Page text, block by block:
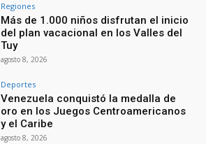
Regiones
Más de 1.000 niños disfrutan el inicio
del plan vacacional en los Valles del
Tuy
agosto 8, 2026
Deportes
Venezuela conquistó la medalla de
oro en los Juegos Centroamericanos
y el Caribe
agosto 8, 2026